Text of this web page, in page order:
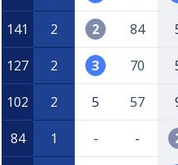
141 2 2 84
127 2 3 70
102 2 5 57
84 1 - -